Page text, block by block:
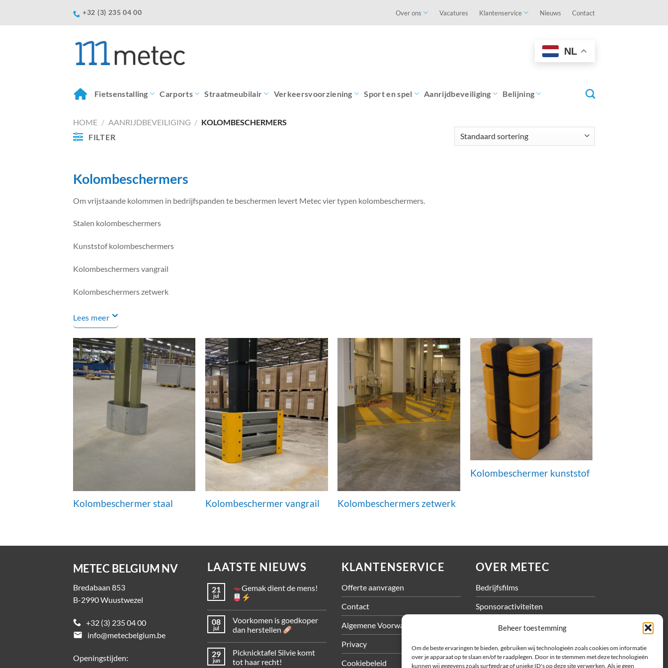
Beheer toestemming
Om de beste ervaringen te bieden, gebruiken wij technologieën zoals cookies om informatie
over je apparaat op te slaan en/of te raadplegen. Door in te stemmen met deze technologieën
kunnen wij gegevens zoals surfgedrag of unieke ID's op deze site verwerken. Als je geen
+32 (3) 235 04 00 Over ons Vacatures Klantenservice Nieuws Contact
NL
Fietsenstalling Carports Straatmeubilair Verkeersvoorziening Sport en spel Aanrijdbeveiliging Belijning
HOME / AANRIJDBEVEILIGING / KOLOMBESCHERMERS
FILTER
Kolombeschermers
Om vrijstaande kolommen in bedrijfspanden te beschermen levert Metec vier typen kolombeschermers.
Stalen kolombeschermers
Kunststof kolombeschermers
Kolombeschermers vangrail
Kolombeschermers zetwerk
Lees meer
Kolombeschermer staal Kolombeschermer vangrail Kolombeschermers zetwerk
Kolombeschermer kunststof
METEC BELGIUM NV
Bredabaan 853
B-2990 Wuustwezel
+32 (3) 235 04 00
email
info@metecbelgium.be
Openingstijden:
LAATSTE NIEUWS
21
jul
Gemak dient de mens!
08
jul
Voorkomen is goedkoper
dan herstellen
29
jun
Picknicktafel Silvie komt
tot haar recht!
KLANTENSERVICE
Offerte aanvragen
Contact
Algemene Voorwaarden
Privacy
Cookiebeleid
OVER METEC
Bedrijfsfilms
Sponsoractiviteiten
Vacatures